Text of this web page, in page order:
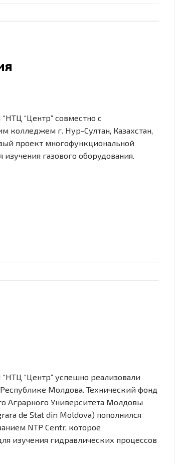
“Центр” совместно с
колледжем г. Нур-Султан, Казахстан,
проект многофункциональной
изучения газового оборудования.
“Центр” успешно реализовали
Молдова. Технический фонд
Аграрного Университета Молдовы
de Stat din Moldova) пополнился
NTP Centr, которое
изучения гидравлических процессов